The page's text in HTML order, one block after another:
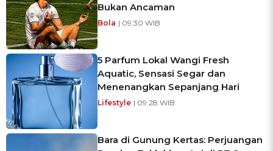
Bukan Ancaman
Bola | 09:30 WIB
5 Parfum Lokal Wangi Fresh
Aquatic, Sensasi Segar dan
Menenangkan Sepanjang Hari
Lifestyle | 09:28 WIB
Bara di Gunung Kertas: Perjuangan